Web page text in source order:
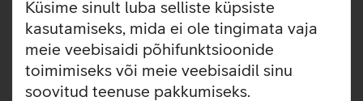
Küsime sinult luba selliste küpsiste
kasutamiseks, mida ei ole tingimata vaja
meie veebisaidi põhifunktsioonide
toimimiseks või meie veebisaidil sinu
soovitud teenuse pakkumiseks.
ilma seda eemaldamata. Lisaks saab ümbrise tagaküljele
mugavalt kinnitada ka rahatasku.